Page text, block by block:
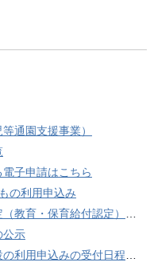
通園支援事業）
子申請はこちら
の利用申込み
給付認定）および利用申込み
公示
の受付日程（新年度入園案内）